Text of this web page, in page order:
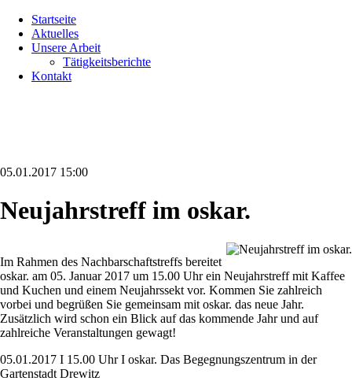
überspringen
Startseite
Aktuelles
Unsere Arbeit
Tätigkeitsberichte
Kontakt
05.01.2017 15:00
Neujahrstreff im oskar.
Im Rahmen des Nachbarschaftstreffs bereitet
oskar. am 05. Januar 2017 um 15.00 Uhr ein Neujahrstreff mit Kaffee
und Kuchen und einem Neujahrssekt vor. Kommen Sie zahlreich
vorbei und begrüßen Sie gemeinsam mit oskar. das neue Jahr.
Zusätzlich wird schon ein Blick auf das kommende Jahr und auf
zahlreiche Veranstaltungen gewagt!
05.01.2017 I 15.00 Uhr I oskar. Das Begegnungszentrum in der
Gartenstadt Drewitz